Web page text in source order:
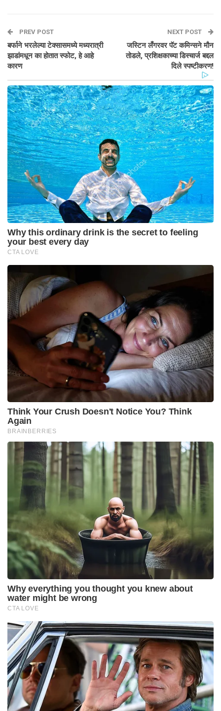
PREV POST
बर्फाने भरलेल्या टेक्सासमध्ये मध्यरात्री
झाडांमधून का होतात स्फोट, हे आहे
कारण
NEXT POST
जस्टिन लँगरवर पॅट कमिन्सने मौन
तोडले, प्रशिक्षकाच्या डिस्चार्ज बद्दल
दिले स्पष्टीकरण!